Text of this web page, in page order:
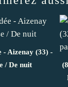
- Aizenay (33) -
/ De nuit